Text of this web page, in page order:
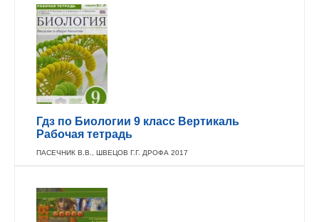
Гдз по Биологии 9 класс Вертикаль
Рабочая тетрадь
ПАСЕЧНИК В.В., ШВЕЦОВ Г.Г. ДРОФА 2017